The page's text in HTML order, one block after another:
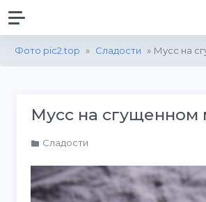
Фото pic2.top » Сладости » Мусс на
Мусс на сгущенном
Сладости